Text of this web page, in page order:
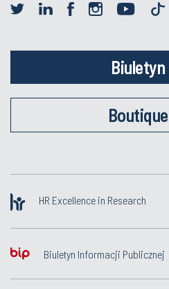
Biuletyn
Boutique
HR Excellence in Research
Biuletyn Informacji Publicznej